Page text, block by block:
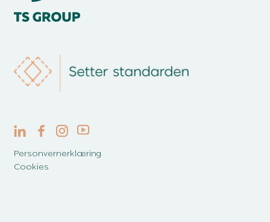
Personvernerklæring
Cookies